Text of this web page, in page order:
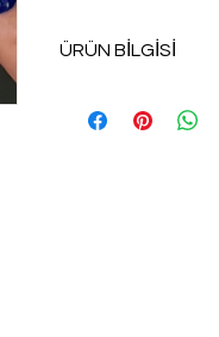
ÜRÜN BİLGİSİ
Kullanım